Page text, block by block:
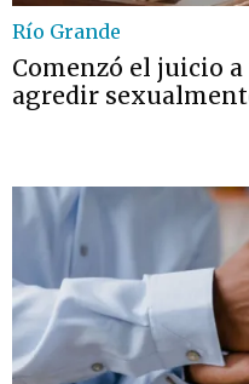
Río Grande
Comenzó el juicio
agredir